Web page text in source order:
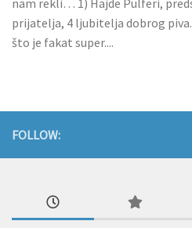
nam rekli… 1) Hajde Pulferi,
prijatelja, 4 ljubitelja dobrog
što je fakat super....
FOLLOW: